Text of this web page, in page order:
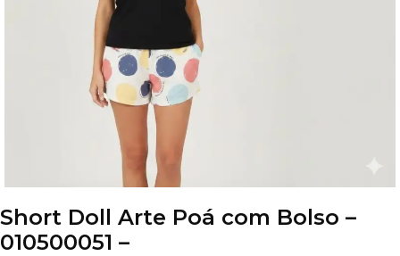
Short Doll Arte Poá com Bolso –
010500051 –